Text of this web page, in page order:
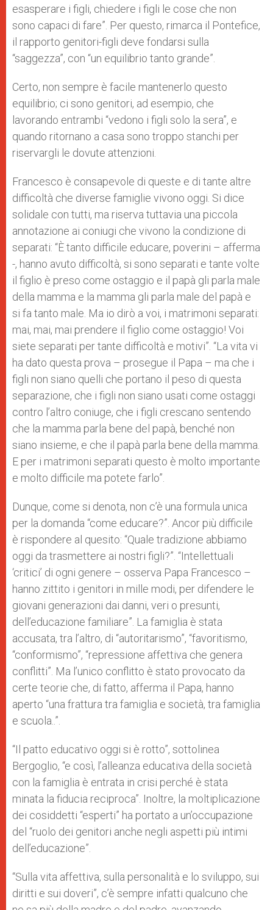
esasperare i figli, chiedere i figli le cose che non
sono capaci di fare”. Per questo, rimarca il Pontefice,
il rapporto genitori-figli deve fondarsi sulla
“saggezza”, con “un equilibrio tanto grande”.
Certo, non sempre è facile mantenerlo questo
equilibrio; ci sono genitori, ad esempio, che
lavorando entrambi “vedono i figli solo la sera”, e
quando ritornano a casa sono troppo stanchi per
riservargli le dovute attenzioni.
Francesco è consapevole di queste e di tante altre
difficoltà che diverse famiglie vivono oggi. Si dice
solidale con tutti, ma riserva tuttavia una piccola
annotazione ai coniugi che vivono la condizione di
separati: “È tanto difficile educare, poverini – afferma
-, hanno avuto difficoltà, si sono separati e tante volte
il figlio è preso come ostaggio e il papà gli parla male
della mamma e la mamma gli parla male del papà e
si fa tanto male. Ma io dirò a voi, i matrimoni separati:
mai, mai, mai prendere il figlio come ostaggio! Voi
siete separati per tante difficoltà e motivi”. “La vita vi
ha dato questa prova – prosegue il Papa – ma che i
figli non siano quelli che portano il peso di questa
separazione, che i figli non siano usati come ostaggi
contro l’altro coniuge, che i figli crescano sentendo
che la mamma parla bene del papà, benché non
siano insieme, e che il papà parla bene della mamma.
E per i matrimoni separati questo è molto importante
e molto difficile ma potete farlo”.
Dunque, come si denota, non c’è una formula unica
per la domanda “come educare?”. Ancor più difficile
è rispondere al quesito: “Quale tradizione abbiamo
oggi da trasmettere ai nostri figli?”. “Intellettuali
‘critici’ di ogni genere – osserva Papa Francesco –
hanno zittito i genitori in mille modi, per difendere le
giovani generazioni dai danni, veri o presunti,
dell’educazione familiare”. La famiglia è stata
accusata, tra l’altro, di “autoritarismo”, “favoritismo,
“conformismo”, “repressione affettiva che genera
conflitti”. Ma l’unico conflitto è stato provocato da
certe teorie che, di fatto, afferma il Papa, hanno
aperto “una frattura tra famiglia e società, tra famiglia
e scuola..”.
“Il patto educativo oggi si è rotto”, sottolinea
Bergoglio, “e così, l’alleanza educativa della società
con la famiglia è entrata in crisi perché è stata
minata la fiducia reciproca”. Inoltre, la moltiplicazione
dei cosiddetti “esperti” ha portato a un’occupazione
del “ruolo dei genitori anche negli aspetti più intimi
dell’educazione”.
“Sulla vita affettiva, sulla personalità e lo sviluppo, sui
diritti e sui doveri”, c’è sempre infatti qualcuno che